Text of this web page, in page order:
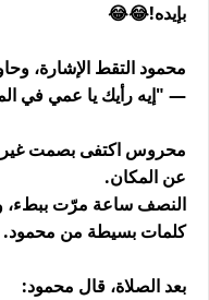
بإيده!😂😂
محمود التقط الإشارة،
— "إيه رأيك يا عمي في
محروس اكتفى بصمت غير
عن المكان.
النصف ساعة مرّت ببطء،
كلمات بسيطة من محمود.
بعد الصلاة، قال محمود: